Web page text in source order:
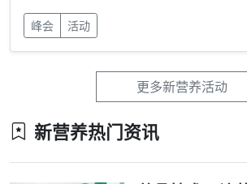
峰会 活动
更多新营养活动
新营养热门资讯